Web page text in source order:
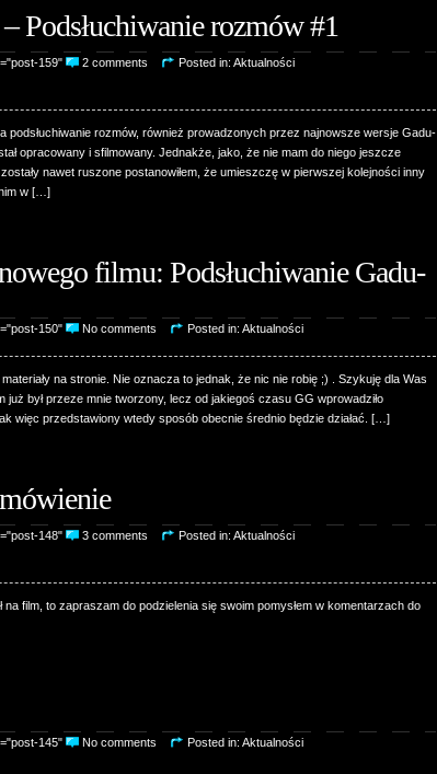
Podsłuchiwanie rozmów #1
159" 2 comments Posted in: Aktualności
podsłuchiwanie rozmów, również prowadzonych przez najnowsze wersje Gadu-
opracowany i sfilmowany. Jednakże, jako, że nie mam do niego jeszcze
nawet ruszone postanowiłem, że umieszczę w pierwszej kolejności inny
w […]
filmu: Podsłuchiwanie Gadu-
150" No comments Posted in: Aktualności
na stronie. Nie oznacza to jednak, że nic nie robię ;) . Szykuję dla Was
już był przeze mnie tworzony, lecz od jakiegoś czasu GG wprowadziło
więc przedstawiony wtedy sposób obecnie średnio będzie działać. […]
148" 3 comments Posted in: Aktualności
film, to zapraszam do podzielenia się swoim pomysłem w komentarzach do
145" No comments Posted in: Aktualności